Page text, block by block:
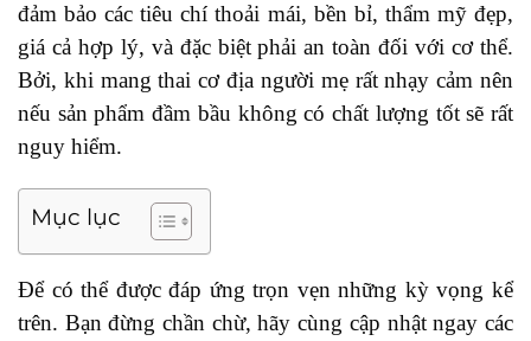
đảm bảo các tiêu chí thoải mái, bền bỉ, thẩm mỹ đẹp,
giá cả hợp lý, và đặc biệt phải an toàn đối với cơ thể.
Bởi, khi mang thai cơ địa người mẹ rất nhạy cảm nên
nếu sản phẩm đầm bầu không có chất lượng tốt sẽ rất
nguy hiểm.
Mục lục
Để có thể được đáp ứng trọn vẹn những kỳ vọng kể
trên. Bạn đừng chần chừ, hãy cùng cập nhật ngay các